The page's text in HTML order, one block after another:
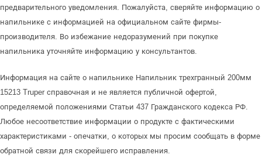
предварительного уведомления. Пожалуйста, сверяйте информацию о
напильнике с информацией на официальном сайте фирмы-
производителя. Во избежание недоразумений при покупке
напильника уточняйте информацию у консультантов.
Информация на сайте о напильнике Напильник трехгранный 200мм
15213 Truper справочная и не является публичной офертой,
определяемой положениями Статьи 437 Гражданского кодекса РФ.
Любое несоответствие информации о продукте с фактическими
характеристиками - опечатки, о которых мы просим сообщать в форме
обратной связи для скорейшего исправления.